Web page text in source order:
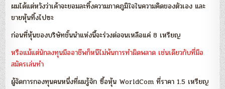
ผมได้แต่หวังว่าเค้าจะยอมละทิ้งความภาคภูมิใจในความคิดของตัวเอง และ
ขายหุ้นทิ้งไปซะ
ก่อนที่หุ้นของบริษัทชั้นนำแห่งนี้จะร่วงต่อจนเหลือแค่ 8 เหรียญ
หรือแม้แต่นักลงทุนมืออาชีพก็หนีไม่พ้นการทำผิดพลาด เช่นเดียวกับที่มือ
สมัครเล่นทำ
ผู้จัดการกองทุนคนหนึ่งที่ผมรู้จัก ซื้อหุ้น WorldCom ที่ราคา 1.5 เหรียญ